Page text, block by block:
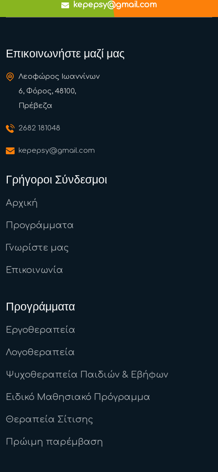
kepepsy@gmail.com
Επικοινωνήστε μαζί μας
Λεοφώρος Ιωαννίνων
6, Φόρος, 48100,
Πρέβεζα
2682 181048
kepepsy@gmail.com
Γρήγοροι Σύνδεσμοι
Αρχική
Προγράμματα
Γνωρίστε μας
Επικοινωνία
Προγράμματα
Εργοθεραπεία
Λογοθεραπεία
Ψυχοθεραπεία Παιδιών & Εβήφων
Ειδικό Μαθησιακό Πρόγραμμα
Θεραπεία Σίτισης
Πρώιμη παρέμβαση